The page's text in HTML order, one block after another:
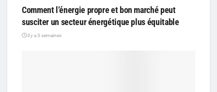
Comment l’énergie propre et bon marché peut
susciter un secteur énergétique plus équitable
il y a 3 semaines